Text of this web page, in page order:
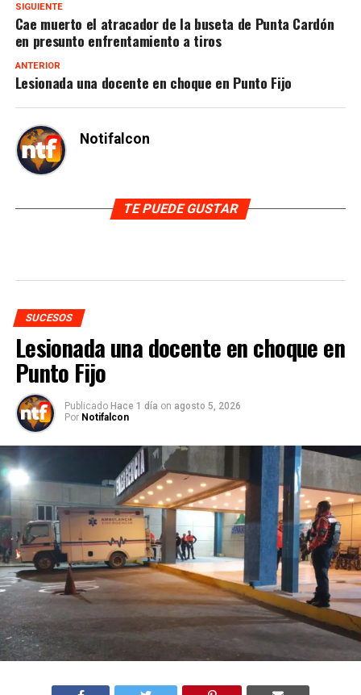
SIGUIENTE
Cae muerto el atracador de la buseta de Punta Cardón
en presunto enfrentamiento a tiros
ANTERIOR
Lesionada una docente en choque en Punto Fijo
Notifalcon
TE PUEDE GUSTAR
SUCESOS
Lesionada una docente en choque en
Punto Fijo
Publicado Hace 1 día on agosto 5, 2026
Por Notifalcon